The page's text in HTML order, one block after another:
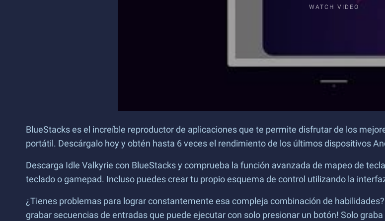
WATCH VIDEO
BlueStacks es el increíble reproductor de aplicaciones que te permite disfrutar de los
portátil. Descárgalo hoy y obtén hasta 6 veces el rendimiento de los últimos dispositivos
Descarga Idle Valkyrie con BlueStacks y comprueba la función avanzada de mapeo de
teclado o gamepad. Incluso puedes crear tu propio esquema de control utilizando la
¿Tienes problemas para lograr constantemente esa compleja combinación de
grabar secuencias de entradas que puede ejecutar con solo presionar un botón! Solo